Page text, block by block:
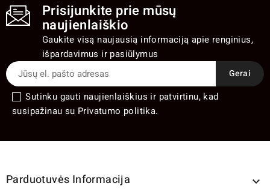
Prisijunkite prie mūsų
naujienlaiškio
Gaukite visą naujausią informaciją apie renginius,
išpardavimus ir pasiūlymus
Sutinku gauti naujienlaiškius ir patvirtinu, kad
susipažinau su Privatumo politika.
Parduotuvės Informacija 